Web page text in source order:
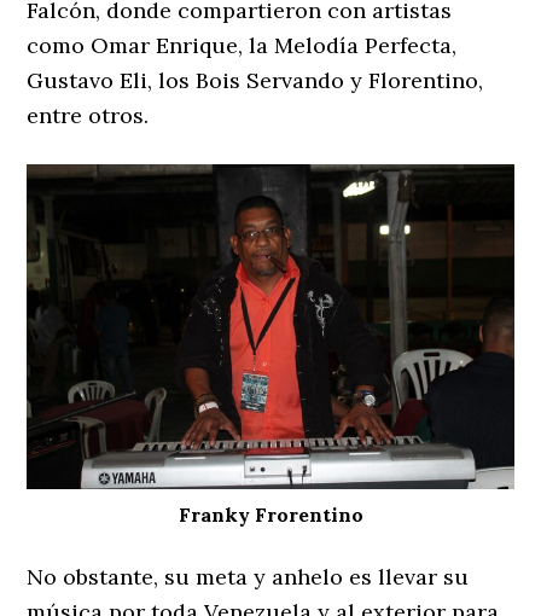
Falcón, donde compartieron con artistas
como Omar Enrique, la Melodía Perfecta,
Gustavo Eli, los Bois Servando y Florentino,
entre otros.
Franky Frorentino
No obstante, su meta y anhelo es llevar su